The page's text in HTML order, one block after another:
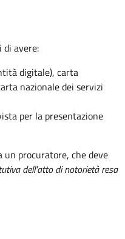
di avere:
digitale), carta
nazionale dei servizi
per la presentazione
un procuratore, che deve
dell'atto di notorietà resa